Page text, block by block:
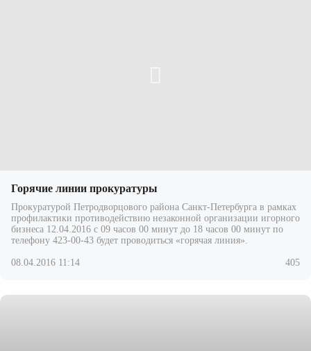
Горячие линии прокуратуры
Прокуратурой Петродворцового района Санкт-Петербурга в рамках
профилактики противодействию незаконной организации игорного
бизнеса 12.04.2016 с 09 часов 00 минут до 18 часов 00 минут по
телефону 423-00-43 будет проводиться «горячая линия».
08.04.2016 11:14 405